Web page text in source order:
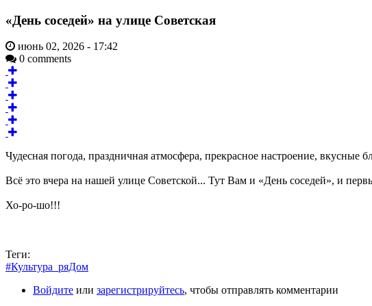
«День соседей» на улице Советская
июнь 02, 2026 - 17:42
0 comments
Чудесная погода, праздничная атмосфера, прекрасное настроение,
Всё это вчера на нашей улице Советской... Тут Вам и «День соседей», и
Хо-ро-шо!!!
Теги:
#Культура_ряДом
Войдите или зарегистрируйтесь, чтобы отправлять комментарии